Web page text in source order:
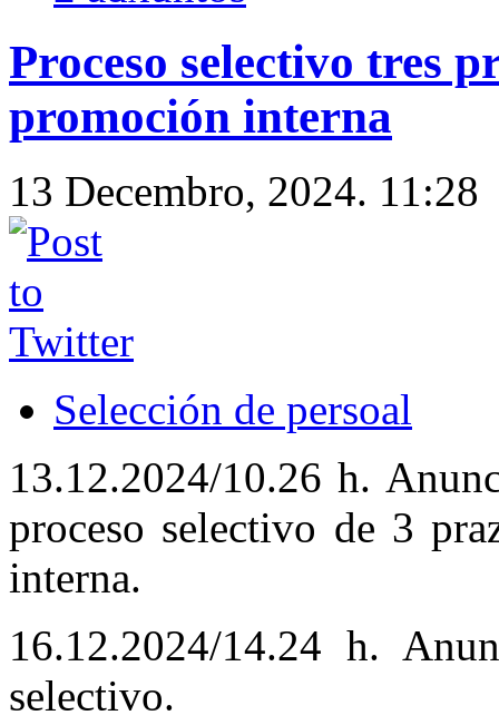
Proceso selectivo tres
promoción interna
13 Decembro, 2024. 11:28
Selección de persoal
13.12.2024/10.26 h.
proceso selectivo de 3
interna.
16.12.2024/14.24 h.
selectivo.